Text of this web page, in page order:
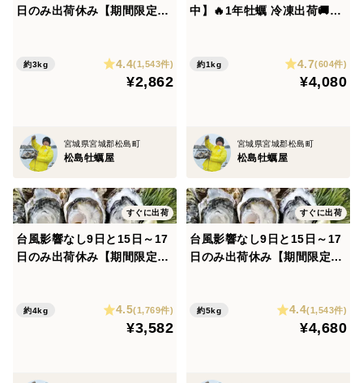
日のみ出荷休み【期間限定1
牡蠣 牡蛎 殻付き牡蛎 kaki カ
キ 松島牡蠣屋 生牡蠣 オイ
約3kg 4.4(1,543件)
¥2,862
宮城県宮城郡松島町
松島牡蠣屋
中】🔥1年牡蠣 冷凍出荷🚚1k
熱用にも使用可能！🏝️松島牡
蠣屋 牡蛎 カキ かき kaki
約1kg 4.7(604件)
¥4,080
宮城県宮城郡松島町
松島牡蠣屋
すぐに出荷
台風影響なし9日と15日～17
日のみ出荷休み【期間限定1
粒）牡蛎 殻付き牡蛎 kaki カ
キ 松島牡蠣屋 BBQに最適🔥
約4kg 4.5(1,769件)
¥3,582
すぐに出荷
台風影響なし9日と15日～17
日のみ出荷休み【期間限定1
牡蠣 牡蛎 殻付き牡蛎 kaki カ
キ 松島牡蠣屋 生牡蠣オイス
約5kg 4.4(1,543件)
¥4,680